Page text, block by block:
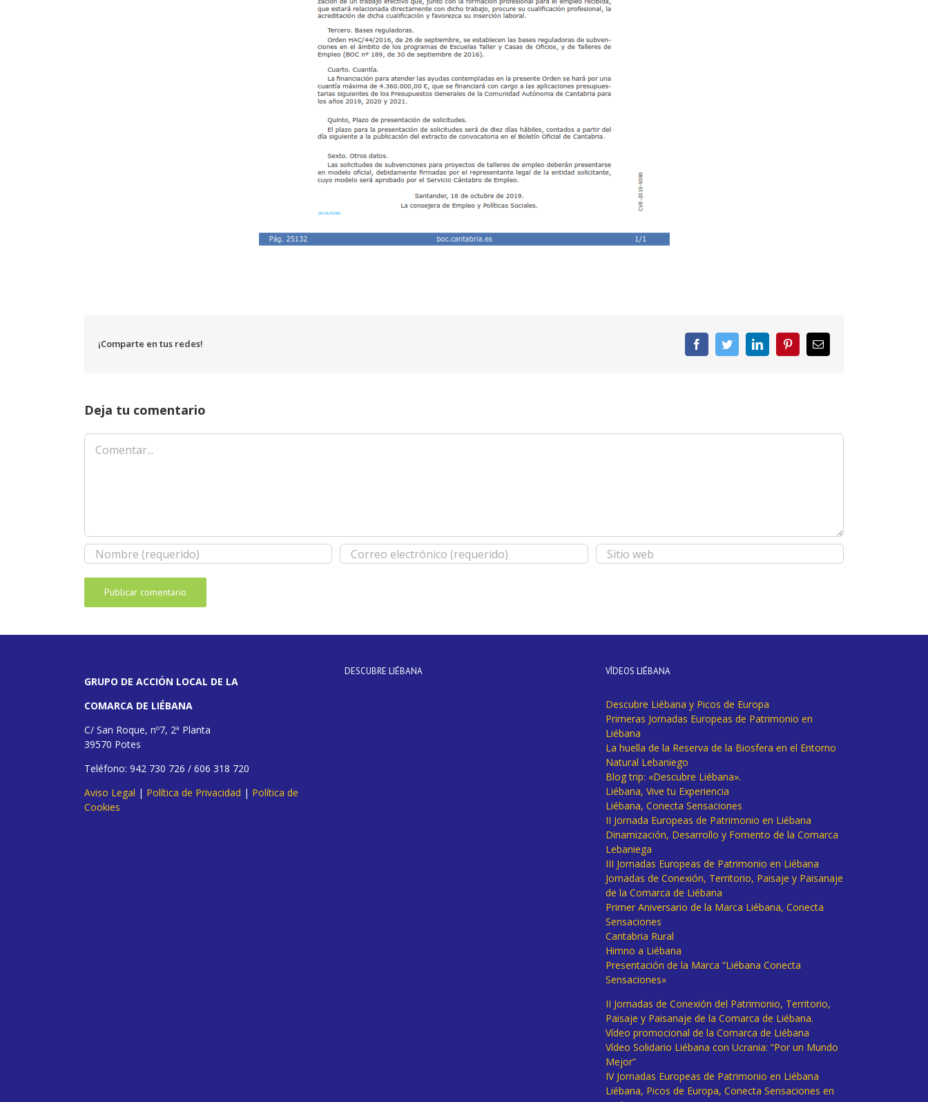
¡Comparte en tus redes! FacebookTwitterLinkedInPinterestCorreo
electrónico
Deja tu comentario
Comentar
GRUPO DE ACCIÓN LOCAL DE LA
COMARCA DE LIÉBANA
C/ San Roque, nº7, 2ª Planta
39570 Potes
Teléfono: 942 730 726 / 606 318 720
Aviso Legal | Política de Privacidad | Política de
Cookies
DESCUBRE LIÉBANA VÍDEOS LIÉBANA
Descubre Liébana y Picos de Europa
Primeras Jornadas Europeas de Patrimonio en
Liébana
La huella de la Reserva de la Biosfera en el Entorno
Natural Lebaniego
Blog trip: «Descubre Liébana».
Liébana, Vive tu Experiencia
Liébana, Conecta Sensaciones
II Jornada Europeas de Patrimonio en Liébana
Dinamización, Desarrollo y Fomento de la Comarca
Lebaniega
III Jornadas Europeas de Patrimonio en Liébana
Jornadas de Conexión, Territorio, Paisaje y Paisanaje
de la Comarca de Liébana
Primer Aniversario de la Marca Liébana, Conecta
Sensaciones
Cantabria Rural
Himno a Liébana
Presentación de la Marca “Liébana Conecta
Sensaciones»
II Jornadas de Conexión del Patrimonio, Territorio,
Paisaje y Paisanaje de la Comarca de Liébana.
Vídeo promocional de la Comarca de Liébana
Vídeo Solidario Liébana con Ucrania: “Por un Mundo
Mejor”
IV Jornadas Europeas de Patrimonio en Liébana
Liébana, Picos de Europa, Conecta Sensaciones en